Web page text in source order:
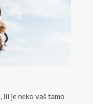
ili je neko vaš tamo